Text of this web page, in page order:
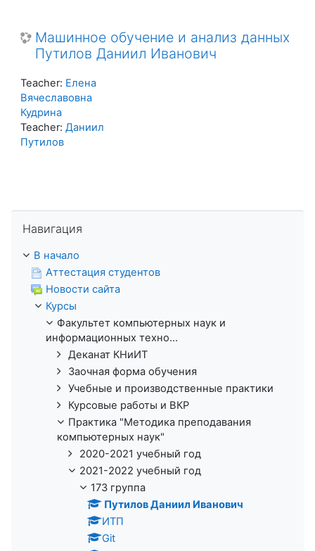
Машинное обучение и анализ данных
Путилов Даниил Иванович
Teacher: Елена
Вячеславовна
Кудрина
Teacher: Даниил
Путилов
Навигация
В начало
Аттестация студентов
Новости сайта
Курсы
Факультет компьютерных наук и
информационных техно...
Деканат КНиИТ
Заочная форма обучения
Учебные и производственные практики
Курсовые работы и ВКР
Практика "Методика преподавания
компьютерных наук"
2020-2021 учебный год
2021-2022 учебный год
173 группа
Путилов Даниил Иванович
ИТП
Git